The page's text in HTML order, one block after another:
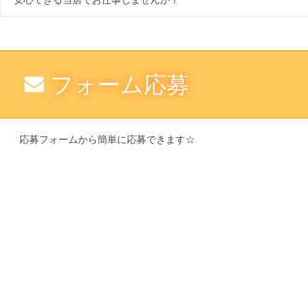
フォーム応募
応募フォームから簡単に応募できます☆